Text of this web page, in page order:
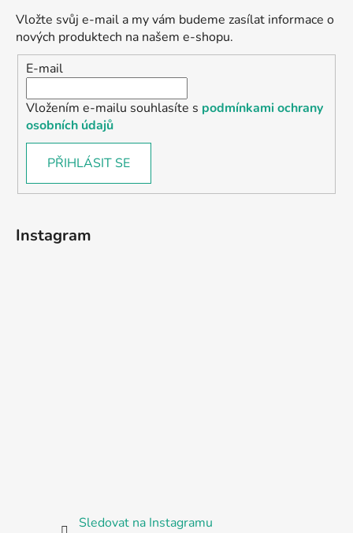
Vložte svůj e-mail a my vám budeme zasílat informace o
nových produktech na našem e-shopu.
E-mail
Vložením e-mailu souhlasíte s podmínkami ochrany
osobních údajů
PŘIHLÁSIT SE
Instagram
Sledovat na Instagramu